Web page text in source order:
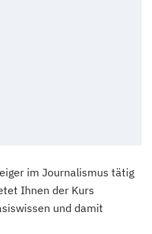
im Journalismus tätig
Ihnen der Kurs
und damit